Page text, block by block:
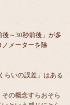
～30秒前後」が多
メーターを除
らいの誤差」はある
の概念すらおそら